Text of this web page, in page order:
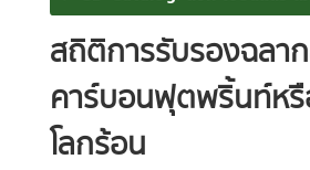
สถิติการรับรองฉลา
คาร์บอนฟุตพริ้นท์ห
โลกร้อน